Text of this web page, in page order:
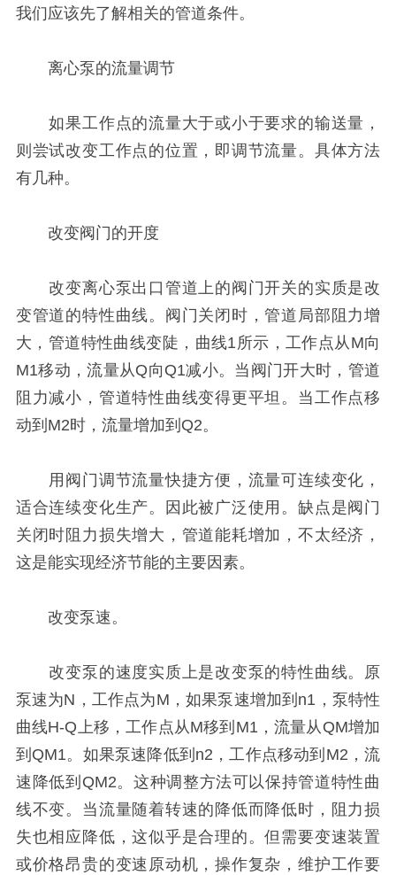
我们应该先了解相关的管道条件。
离心泵的流量调节
如果工作点的流量大于或小于要求的输送量，
则尝试改变工作点的位置，即调节流量。具体方法
有几种。
改变阀门的开度
改变离心泵出口管道上的阀门开关的实质是改
变管道的特性曲线。阀门关闭时，管道局部阻力增
大，管道特性曲线变陡，曲线1所示，工作点从M向
M1移动，流量从Q向Q1减小。当阀门开大时，管道
阻力减小，管道特性曲线变得更平坦。当工作点移
动到M2时，流量增加到Q2。
用阀门调节流量快捷方便，流量可连续变化，
适合连续变化生产。因此被广泛使用。缺点是阀门
关闭时阻力损失增大，管道能耗增加，不太经济，
这是能实现经济节能的主要因素。
改变泵速。
改变泵的速度实质上是改变泵的特性曲线。原
泵速为N，工作点为M，如果泵速增加到n1，泵特性
曲线H-Q上移，工作点从M移到M1，流量从QM增加
到QM1。如果泵速降低到n2，工作点移动到M2，流
速降低到QM2。这种调整方法可以保持管道特性曲
线不变。当流量随着转速的降低而降低时，阻力损
失也相应降低，这似乎是合理的。但需要变速装置
或价格昂贵的变速原动机，操作复杂，维护工作要